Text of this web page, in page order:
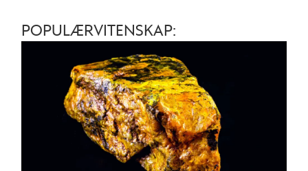
POPULÆRVITENSKAP: